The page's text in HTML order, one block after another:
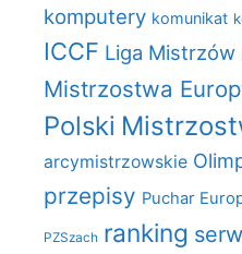
komputery komunikat
ICCF Liga Mistrzów
Mistrzostwa
Polski
arcymistrzowskie
przepisy Puchar
PZSzach ranking